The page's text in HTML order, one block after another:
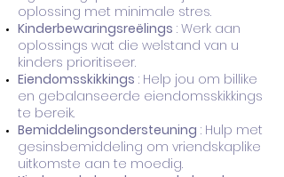
oplossing met minimale stres.
Kinderbewaringsreëlings : Werk aan
oplossings wat die welstand van u
kinders prioritiseer.
Eiendomsskikkings : Help jou om billike
en gebalanseerde eiendomsskikkings
te bereik.
Bemiddelingsondersteuning : Hulp met
gesinsbemiddeling om vriendskaplike
uitkomste aan te moedig.